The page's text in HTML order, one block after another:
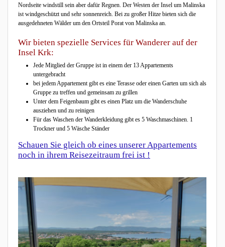
Nordseite windstill sein aber dafür Regnen. Der Westen der Insel um Malinska
ist windgeschützt und sehr sonnenreich. Bei zu großer Hitze bieten sich die
ausgedehneten Wälder um den Ortsteil Porat von Malinska an.
Wir bieten spezielle Services für Wanderer auf der
Insel Krk:
Jede Mitglied der Gruppe ist in einem der 13 Appartements
untergebracht
bei jedem Appartement gibt es eine Terasse oder einen Garten um sich als
Gruppe zu treffen und gemeinsam zu grillen
Unter dem Feigenbaum gibt es einen Platz um die Wanderschuhe
ausziehen und zu reinigen
Für das Waschen der Wanderkleidung gibt es 5 Waschmaschinen. 1
Trockner und 5 Wäsche Ständer
Schauen Sie gleich ob eines unserer Appartements
noch in ihrem Reisezeitraum frei ist !